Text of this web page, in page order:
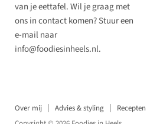
van je eettafel. Wil je graag met
ons in contact komen? Stuur een
e-mail naar
info@foodiesinheels.nl.
Over mij Advies & styling Recepten